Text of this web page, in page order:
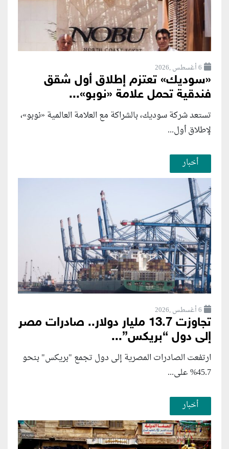
6 أغسطس ,2026
«سوديك» تعتزم إطلاق أول شقق
فندقية تحمل علامة «نوبو»...
تستعد شركة سوديك، بالشراكة مع العلامة العالمية «نوبو»،
لإطلاق أول...
أخبار
6 أغسطس ,2026
تجاوزت 13.7 مليار دولار.. صادرات مصر
إلى دول “بريكس”...
ارتفعت الصادرات المصرية إلى دول تجمع "بريكس" بنحو
45.7% على...
أخبار